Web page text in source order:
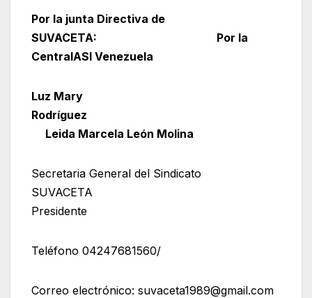
Por la junta Directiva de
SUVACETA: Por la
CentralASI Venezuela
Luz Mary
Rodríguez
Leida Marcela León Molina
Secretaria General del Sindicato
SUVACETA
Presidente
Teléfono 04247681560/
Correo electrónico: suvaceta1989@gmail.com